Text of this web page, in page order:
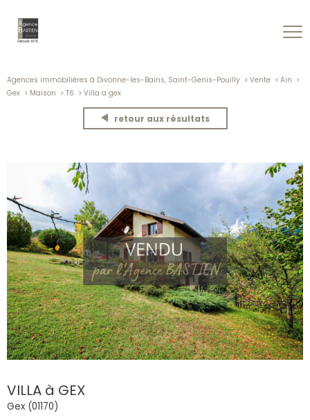
Agences immobilières à Divonne-les-Bains, Saint-Genis-Pouilly Vente
Ain
Gex
Maison T6 Villa a gex
retour aux résultats
VILLA à GEX
Gex (01170)